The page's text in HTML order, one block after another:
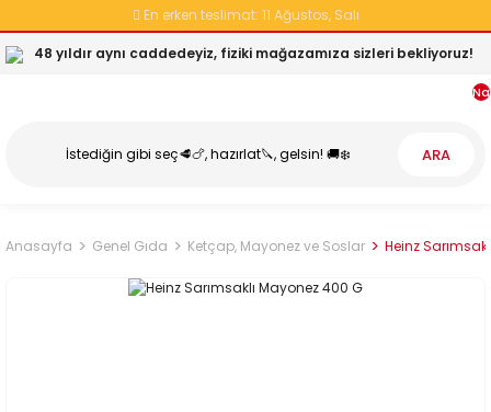
En erken teslimat: 11 Ağustos, Salı
48 yıldır aynı caddedeyiz, fiziki mağazamıza sizleri bekliyoruz!
ARA
Anasayfa Genel Gıda Ketçap, Mayonez ve Soslar Heinz